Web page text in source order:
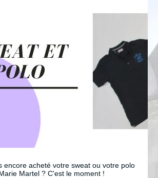
encore acheté votre sweat ou votre polo
Martel ? C'est le moment !